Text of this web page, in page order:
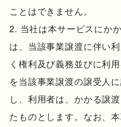
ことはできません。
当社は本サービスにか
は、当該事業譲渡に伴い
く権利及び義務並びに利
を当該事業譲渡の譲受人
し、利用者は、かかる譲
たものとします。なお、